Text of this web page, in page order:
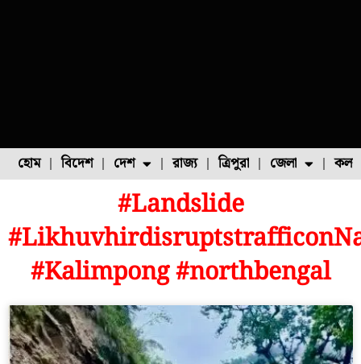
হোম বিদেশ দেশ
ফুল চাষ ফল চাষ
রাজ্য ত্রিপুরা জেলা
#Landslide
#Kalimpong #northbengal